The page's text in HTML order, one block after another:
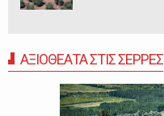
ΑΞΙΟΘΕΑΤΑ ΣΤΙΣ ΣΕΡΡΕΣ